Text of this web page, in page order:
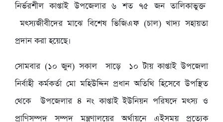
নির্ভরশীল কাপ্তাই উপজেলার ৬ শত ৭৫ জন তালিকাভুক্ত
মৎস্যজীবীদের মাঝে বিশেষ ভিজিএফ (চাল) খাদ্য সহায়তা
প্রদান করা হয়েছে।
সোমবার (১০ জুন) সকাল সাড়ে ১০ টায় কাপ্তাই উপজেলা
নির্বাহী কর্মকর্তা মো মহিউদ্দিন প্রধান অতিথি হিসেবে উপস্থিত
থেকে উপজেলার ৪ নং কাপ্তাই ইউনিয়ন পরিষদে মৎস্য ও
প্রাণিসম্পদ সম্পদ মন্ত্রণালয়ের অর্থায়নে এইসময় প্রত্যেক